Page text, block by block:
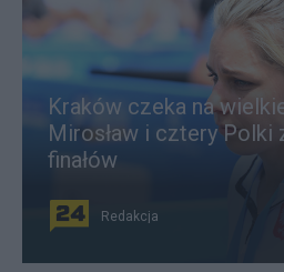
Kraków czeka na
Mirosław i cztery Polki
finałów
Redakcja